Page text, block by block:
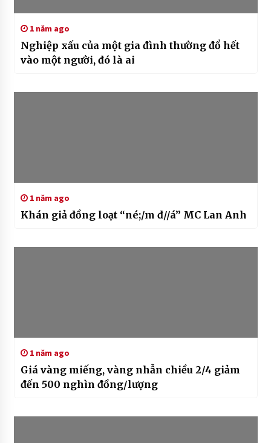
1 năm ago
Nghiệp xấu của một gia đình thường đổ hết
vào một người, đó là ai
1 năm ago
Khán giả đồng loạt “né;/m đ//á” MC Lan Anh
1 năm ago
Giá vàng miếng, vàng nhẫn chiều 2/4 giảm
đến 500 nghìn đồng/lượng